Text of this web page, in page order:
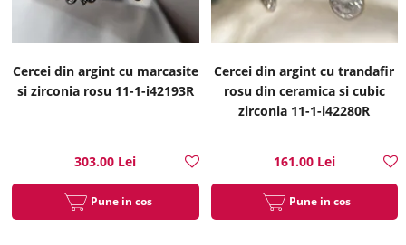
Cercei din argint cu marcasite
si zirconia rosu 11-1-i42193R
303.00 Lei
Pune in cos
Cercei din argint cu trandafir
rosu din ceramica si cubic
zirconia 11-1-i42280R
161.00 Lei
Pune in cos